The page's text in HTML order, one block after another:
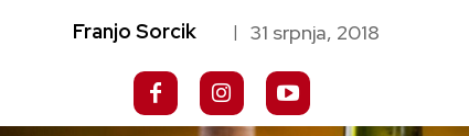
Franjo Sorcik | 31 srpnja, 2018